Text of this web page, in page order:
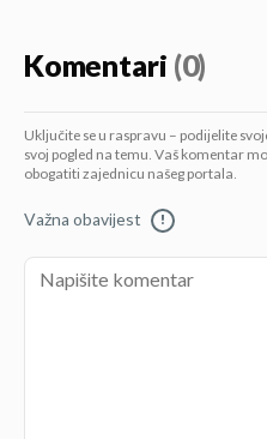
Komentari (0)
Uključite se u raspravu – podijelite
svoj pogled na temu. Vaš komentar
obogatiti zajednicu našeg portala.
Važna obavijest !